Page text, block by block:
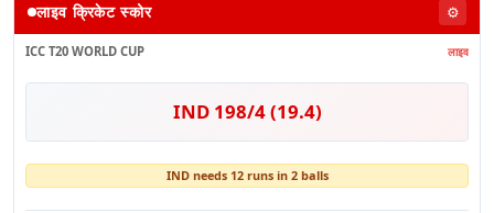
लाइव क्रिकेट स्कोर ⚙️
ICC T20 WORLD CUP लाइव
IND 198/4 (19.4)
IND needs 12 runs in 2 balls